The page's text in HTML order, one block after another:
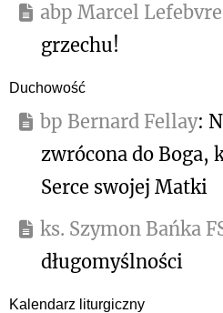
abp Marcel Lefebvre
grzechu!
Duchowość
bp Bernard Fellay:
zwrócona do Boga,
Serce swojej Matki
ks. Szymon Bańka
długomyślności
Kalendarz liturgiczny